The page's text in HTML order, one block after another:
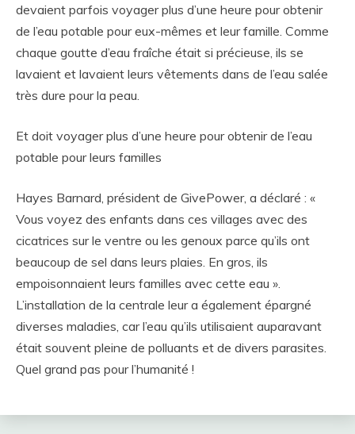
devaient parfois voyager plus d’une heure pour obtenir
de l’eau potable pour eux-mêmes et leur famille. Comme
chaque goutte d’eau fraîche était si précieuse, ils se
lavaient et lavaient leurs vêtements dans de l’eau salée
très dure pour la peau.
Et doit voyager plus d’une heure pour obtenir de l’eau
potable pour leurs familles
Hayes Barnard, président de GivePower, a déclaré : «
Vous voyez des enfants dans ces villages avec des
cicatrices sur le ventre ou les genoux parce qu’ils ont
beaucoup de sel dans leurs plaies. En gros, ils
empoisonnaient leurs familles avec cette eau ».
L’installation de la centrale leur a également épargné
diverses maladies, car l’eau qu’ils utilisaient auparavant
était souvent pleine de polluants et de divers parasites.
Quel grand pas pour l’humanité !